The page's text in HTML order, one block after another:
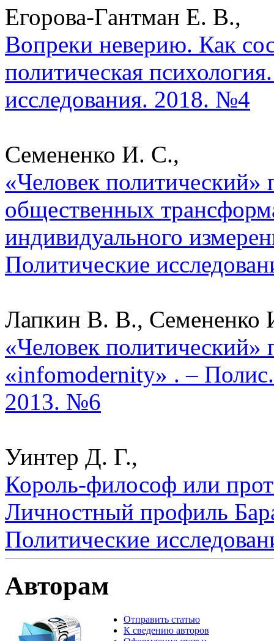
Егорова-Гантман Е. В.,
Вопреки неверию. Как
политическая
исследования. 2018. №4
Семененко И. С.,
«Человек политический»
общественных
индивидуального
Политические
Лапкин В. В., Семененко
«Человек политический»
«infomodernity» . –
2013. №6
Уинтер Д. Г.,
Король-философ или
Личностный профиль
Политические
Авторам
Отправить статью
К сведению авторов